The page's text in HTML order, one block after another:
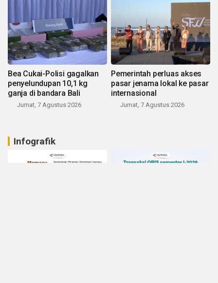
Bea Cukai-Polisi gagalkan
penyelundupan 10,1 kg
ganja di bandara Bali
Jumat, 7 Agustus 2026
Pemerintah perluas akses
pasar jenama lokal ke pasar
internasional
Jumat, 7 Agustus 2026
Infografik